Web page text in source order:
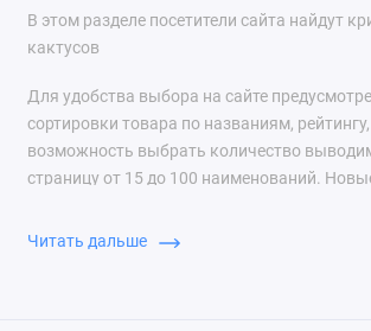
Турбиникарпус (Turbinicarpus)
Ферокактус (Ferocactus)
Хамецереуc (Chamaecereus)
Эспостоа (Espostoa)
В этом разделе посетители сайта найдут
кактусов
Для удобства выбора на сайте
сортировки товара по названиям,
возможность выбрать количество
страницу от 15 до 100 наименований.
Читать дальше